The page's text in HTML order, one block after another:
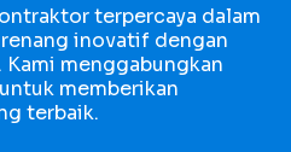
terpercaya dalam
inovatif dengan
menggabungkan
memberikan
terbaik.